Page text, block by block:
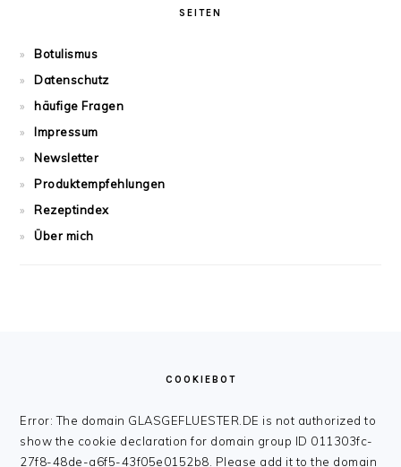
SEITEN
Botulismus
Datenschutz
häufige Fragen
Impressum
Newsletter
Produktempfehlungen
Rezeptindex
Über mich
COOKIEBOT
Error: The domain GLASGEFLUESTER.DE is not authorized to
show the cookie declaration for domain group ID 011303fc-
27f8-48de-a6f5-43f05e0152b8. Please add it to the domain